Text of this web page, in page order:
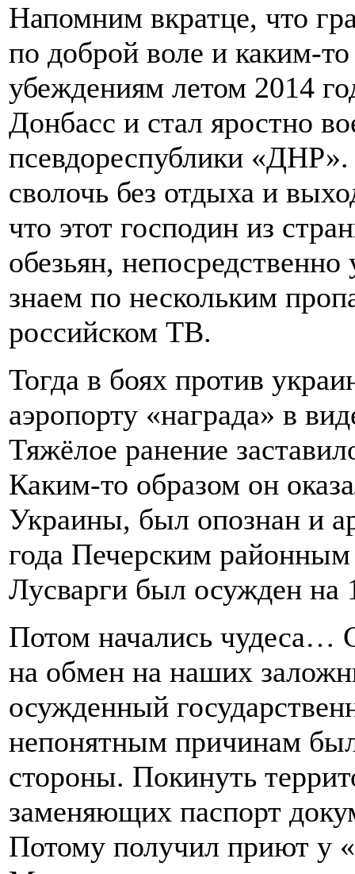
Напомним вкратце, что
по доброй воле и каким-
убеждениям летом 2014
Донбасс и стал яростно
псевдореспублики «ДНР».
сволочь без отдыха и
что этот господин из
обезьян,
знаем по нескольким
российском ТВ.
Тогда в боях против
аэропорту «награда» в
Тяжёлое ранение
Каким-то образом он
Украины, был опознан и
года Печерским
Лусварги был осужден на
Потом начались чудеса…
на обмен на наших
осужденный
непонятным причинам
стороны. Покинуть
заменяющих паспорт
Потому получил приют у